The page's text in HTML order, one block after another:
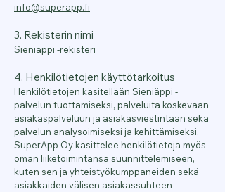
info@superapp.fi
3. Rekisterin nimi
Sieniäppi -rekisteri
4. Henkilötietojen käyttötarkoitus
Henkilötietojen käsitellään Sieniäppi -
palvelun tuottamiseksi, palveluita koskevaan
asiakaspalveluun ja asiakasviestintään sekä
palvelun analysoimiseksi ja kehittämiseksi.
SuperApp Oy käsittelee henkilötietoja myös
oman liiketoimintansa suunnittelemiseen,
kuten sen ja yhteistyökumppaneiden sekä
asiakkaiden välisen asiakassuhteen